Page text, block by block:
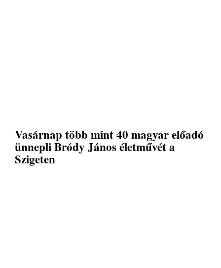
Vasárnap több mint 40 magyar előadó
ünnepli Bródy János életművét a
Szigeten